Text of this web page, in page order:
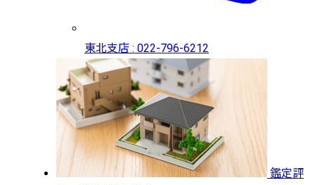
東北支店 : 022-796-6212
鑑定評